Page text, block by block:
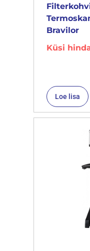
Bravilor
Küsi
Loe lisa